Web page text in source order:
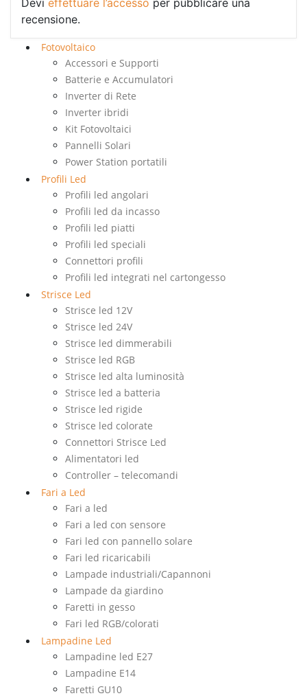
recensione.
Fotovoltaico
Accessori e Supporti
Batterie e Accumulatori
Inverter di Rete
Inverter ibridi
Kit Fotovoltaici
Pannelli Solari
Power Station portatili
Profili Led
Profili led angolari
Profili led da incasso
Profili led piatti
Profili led speciali
Connettori profili
Profili led integrati nel cartongesso
Strisce Led
Strisce led 12V
Strisce led 24V
Strisce led dimmerabili
Strisce led RGB
Strisce led alta luminosità
Strisce led a batteria
Strisce led rigide
Strisce led colorate
Connettori Strisce Led
Alimentatori led
Controller – telecomandi
Fari a Led
Fari a led
Fari a led con sensore
Fari led con pannello solare
Fari led ricaricabili
Lampade industriali/Capannoni
Lampade da giardino
Faretti in gesso
Fari led RGB/colorati
Lampadine Led
Lampadine led E27
Lampadine E14
Faretti GU10